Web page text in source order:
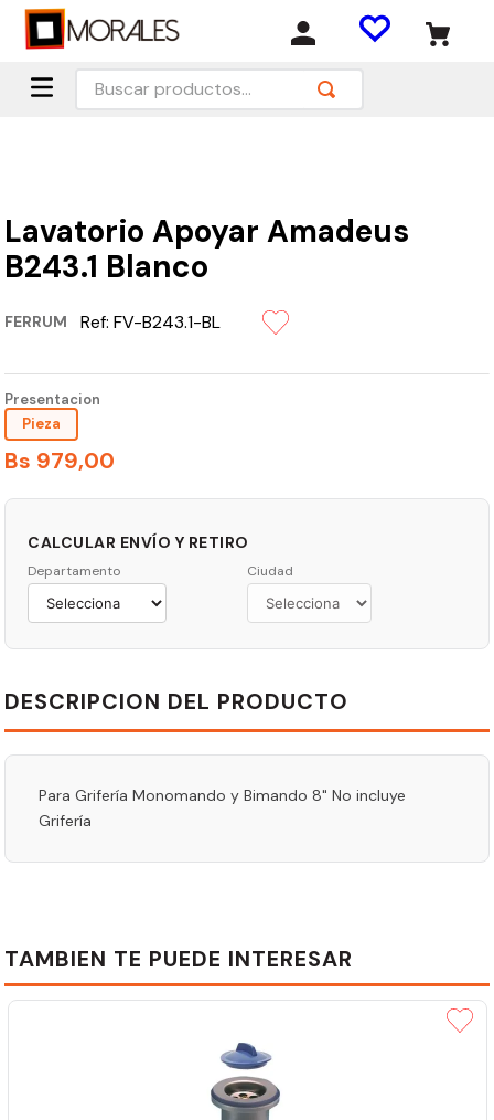
Buscar productos...
Lavatorio Apoyar Amadeus
B243.1 Blanco
FERRUM Ref:FV-B243.1-BL
Presentacion
Pieza
Bs 979,00
CALCULAR ENVÍO Y RETIRO
Departamento Ciudad
DESCRIPCION DEL PRODUCTO
Para Grifería Monomando y Bimando 8" No incluye
Grifería
TAMBIEN TE PUEDE INTERESAR